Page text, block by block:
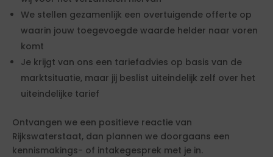
We stellen gezamenlijk een overtuigende offerte op
waarin jouw toegevoegde waarde helder naar voren
komt
Je krijgt van ons een tariefadvies op basis van de
marktsituatie, maar jij beslist uiteindelijk zelf over het
uiteindelijke tarief
Ontvangen we een positieve reactie van
Rijkswaterstaat, dan plannen we doorgaans een
kennismakings- of intakegesprek met je in.